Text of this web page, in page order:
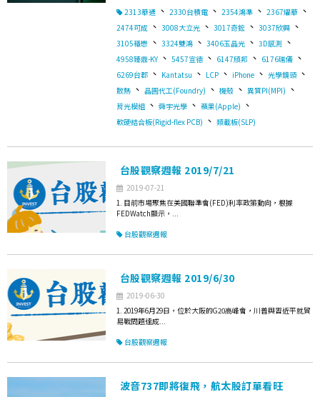
2313華通 、 2330台積電 、 2354鴻準 、 2367燿華 、
2474可成 、 3008大立光 、 3017奇鋐 、 3037欣興 、
3105穩懋 、 3324雙鴻 、 3406玉晶光 、 3D感測 、
4958臻鼎-KY 、 5457宣德 、 6147頎邦 、 6176瑞儀 、
6269台郡 、 Kantatsu 、 LCP 、 iPhone 、 光學鏡頭 、
散熱 、 晶圓代工(Foundry) 、 機殼 、 異質PI(MPI) 、
背光模組 、 舜宇光學 、 蘋果(Apple) 、
軟硬結合板(Rigid-flex PCB) 、 類載板(SLP)
台股觀察週報 2019/7/21
2019-07-21
1. 目前市場聚焦在美國聯準會(FED)利率政策動向，根據
FEDWatch顯示，...
台股觀察週報
台股觀察週報 2019/6/30
2019-06-30
1. 2019年6月29日，位於大阪的G20高峰會，川普與習近平就貿
易戰問題達成...
台股觀察週報
波音737即將復飛，航太股訂單看旺